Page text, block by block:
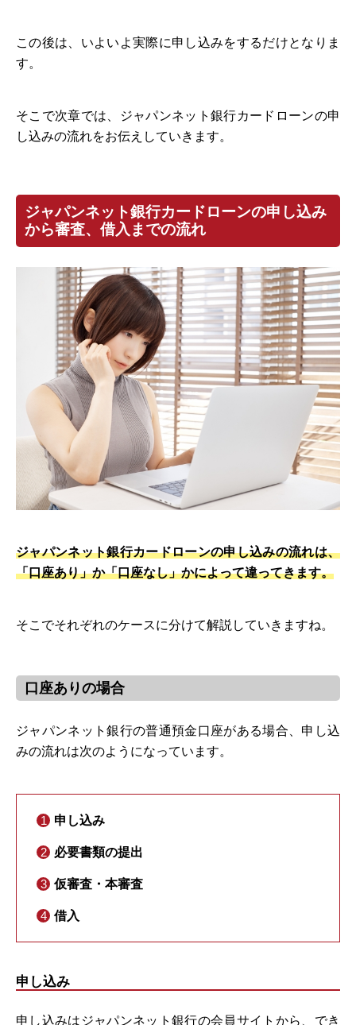
この後は、いよいよ実際に申し込みをするだけとなりま
す。
そこで次章では、ジャパンネット銀行カードローンの申
し込みの流れをお伝えしていきます。
ジャパンネット銀行カードローンの申し込み
から審査、借入までの流れ
ジャパンネット銀行カードローンの申し込みの流れは、
「口座あり」か「口座なし」かによって違ってきます。
そこでそれぞれのケースに分けて解説していきますね。
口座ありの場合
ジャパンネット銀行の普通預金口座がある場合、申し込
みの流れは次のようになっています。
申し込み
必要書類の提出
仮審査・本審査
借入
申し込み
申し込みはジャパンネット銀行の会員サイトから、でき